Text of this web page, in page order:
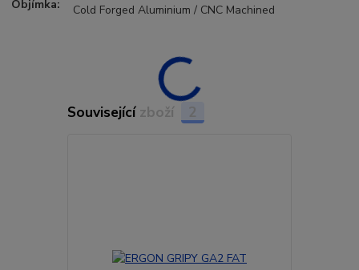
Objímka:
Cold Forged Aluminium / CNC Machined
Související zboží 2